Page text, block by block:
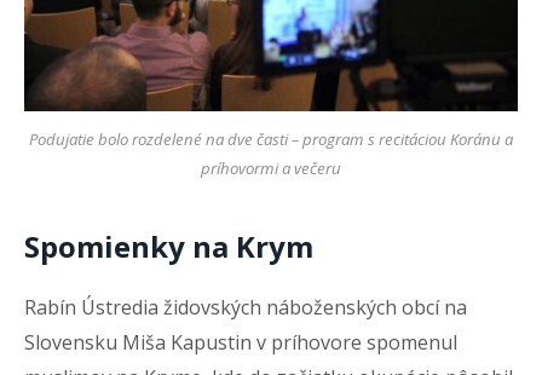
Podujatie bolo rozdelené na dve časti – program s recitáciou Koránu a
príhovormi a večeru
Spomienky na Krym
Rabín Ústredia židovských náboženských obcí na
Slovensku Miša Kapustin v príhovore spomenul